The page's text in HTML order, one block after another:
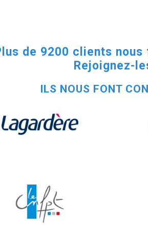
de 9200 clients
Rejoignez-
ILS NOUS FONT